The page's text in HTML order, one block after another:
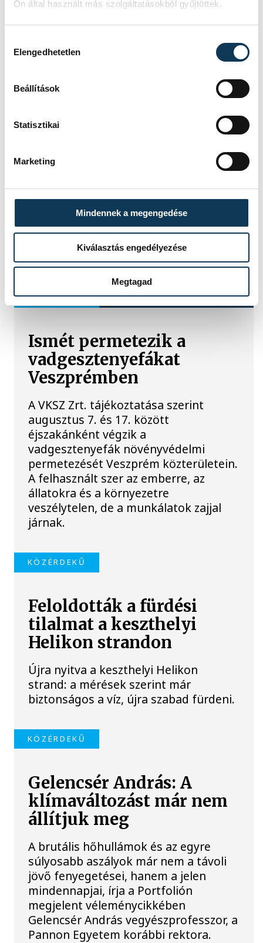
Ön által használt más szolgáltatásokból gyűjtöttek.
Elengedhetetlen
Beállítások
Statisztikai
Marketing
Mindennek a megengedése
Kiválasztás engedélyezése
Megtagad
TOVÁBBI CIKKEK
KÖZÉRDEKŰ
Ismét permetezik a
vadgesztenyefákat
Veszprémben
A VKSZ Zrt. tájékoztatása szerint
augusztus 7. és 17. között
éjszakánként végzik a
vadgesztenyefák növényvédelmi
permetezését Veszprém közterületein.
A felhasznált szer az emberre, az
állatokra és a környezetre
veszélytelen, de a munkálatok zajjal
járnak.
KÖZÉRDEKŰ
Feloldották a fürdési
tilalmat a keszthelyi
Helikon strandon
Újra nyitva a keszthelyi Helikon
strand: a mérések szerint már
biztonságos a víz, újra szabad fürdeni.
KÖZÉRDEKŰ
Gelencsér András: A
klímaváltozást már nem
állítjuk meg
A brutális hőhullámok és az egyre
súlyosabb aszályok már nem a távoli
jövő fenyegetései, hanem a jelen
mindennapjai, írja a Portfolión
megjelent véleménycikkében
Gelencsér András vegyészprofesszor, a
Pannon Egyetem korábbi rektora.